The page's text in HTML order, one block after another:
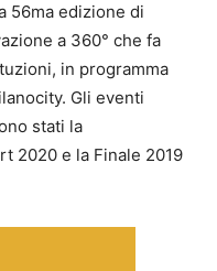
56ma edizione di
a 360° che fa
in programma
Gli eventi
stati la
2020 e la Finale 2019